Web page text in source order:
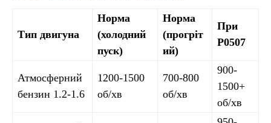
Тип двигуна
Норма
(холодний
пуск)
Норма
(прогріт
ий)
При
P0507
Атмосферний
бензин 1.2-1.6
1200-1500
об/хв
700-800
об/хв
900-
1500+
об/хв